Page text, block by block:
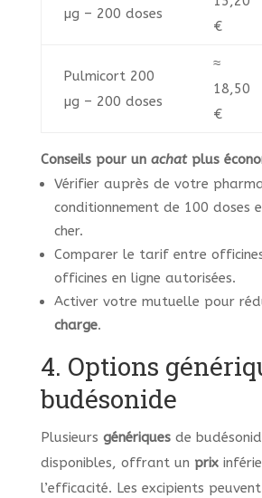
µg – 200 doses
€
Pulmicort 200
µg – 200 doses
≈
18,50
€
Conseils pour un achatplus
Vérifier auprès de votre
conditionnement de 100 doses
cher.
Comparer le tarif entre
officines en ligne autorisées.
Activer votre mutuelle pour
charge.
4. Options
budésonide
Plusieurs génériquesde
disponibles, offrant un prix
l’efficacité. Les excipients